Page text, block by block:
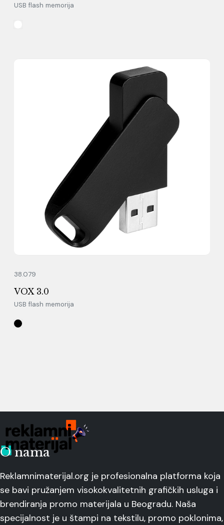
USB flash memorija
38.079
VOX 3.0
USB flash memorija
O nama
Reklamnimaterijal.org je profesionalna platforma koja
se bavi pružanjem visokokvalitetnih grafičkih usluga i
brendiranja promo materijala u Beogradu. Naša
specijalnost je u štampi na tekstilu, promo poklonima,